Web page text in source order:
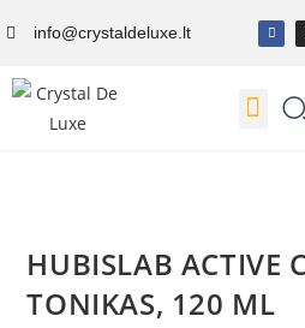
info@crystaldeluxe.lt
HUBISLAB ACTIVE
TONIKAS, 120 ML